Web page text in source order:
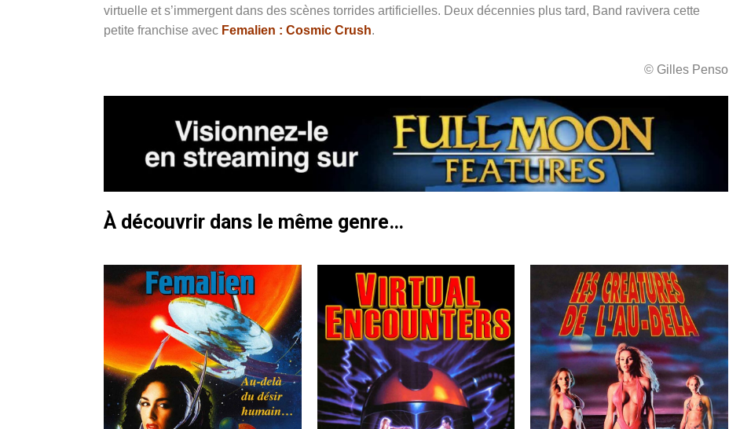
virtuelle et s’immergent dans des scènes torrides artificielles. Deux décennies plus tard, Band ravivera cette
petite franchise avec Femalien : Cosmic Crush.
© Gilles Penso
À découvrir dans le même genre…